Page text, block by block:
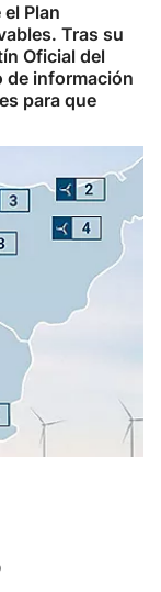
Plan
Tras su
Oficial del
de información
para que